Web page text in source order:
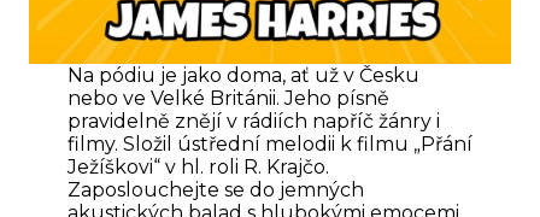
Na pódiu je jako doma, ať už v Česku
nebo ve Velké Británii. Jeho písně
pravidelně znějí v rádiích napříč žánry i
filmy. Složil ústřední melodii k filmu „Přání
Ježíškovi“ v hl. roli R. Krajčo.
Zaposlouchejte se do jemných